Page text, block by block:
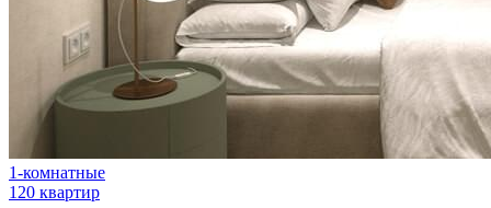
1-комнатные
120 квартир